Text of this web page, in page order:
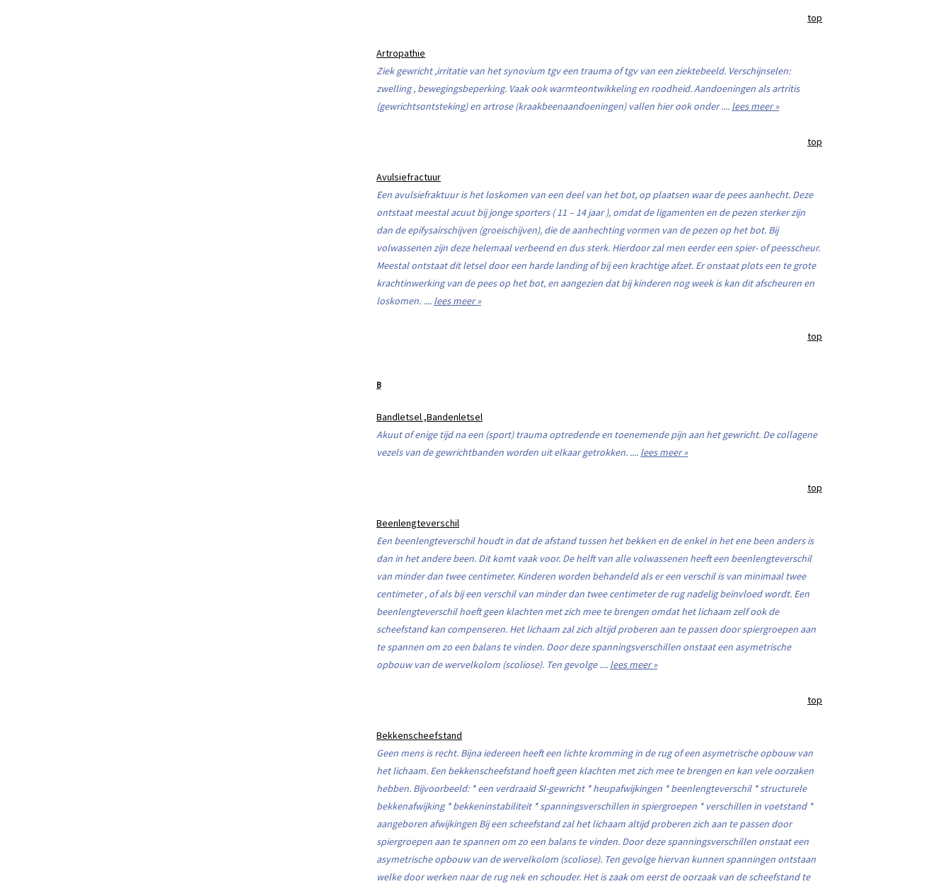
top
Artropathie
Ziek gewricht ,irritatie van het synovium tgv een trauma of tgv van een ziektebeeld. Verschijnselen:
zwelling , bewegingsbeperking. Vaak ook warmteontwikkeling en roodheid. Aandoeningen als artritis
(gewrichtsontsteking) en artrose (kraakbeenaandoeningen) vallen hier ook onder .... lees meer »
top
Avulsiefractuur
Een avulsiefraktuur is het loskomen van een deel van het bot, op plaatsen waar de pees aanhecht. Deze
ontstaat meestal acuut bij jonge sporters ( 11 – 14 jaar ), omdat de ligamenten en de pezen sterker zijn
dan de epifysairschijven (groeischijven), die de aanhechting vormen van de pezen op het bot. Bij
volwassenen zijn deze helemaal verbeend en dus sterk. Hierdoor zal men eerder een spier- of peesscheur.
Meestal ontstaat dit letsel door een harde landing of bij een krachtige afzet. Er onstaat plots een te grote
krachtinwerking van de pees op het bot, en aangezien dat bij kinderen nog week is kan dit afscheuren en
loskomen. .... lees meer »
top
B
Bandletsel ,Bandenletsel
Akuut of enige tijd na een (sport) trauma optredende en toenemende pijn aan het gewricht. De collagene
vezels van de gewrichtbanden worden uit elkaar getrokken. .... lees meer »
top
Beenlengteverschil
Een beenlengteverschil houdt in dat de afstand tussen het bekken en de enkel in het ene been anders is
dan in het andere been. Dit komt vaak voor. De helft van alle volwassenen heeft een beenlengteverschil
van minder dan twee centimeter. Kinderen worden behandeld als er een verschil is van minimaal twee
centimeter , of als bij een verschil van minder dan twee centimeter de rug nadelig beïnvloed wordt. Een
beenlengteverschil hoeft geen klachten met zich mee te brengen omdat het lichaam zelf ook de
scheefstand kan compenseren. Het lichaam zal zich altijd proberen aan te passen door spiergroepen aan
te spannen om zo een balans te vinden. Door deze spanningsverschillen onstaat een asymetrische
opbouw van de wervelkolom (scoliose). Ten gevolge .... lees meer »
top
Bekkenscheefstand
Geen mens is recht. Bijna iedereen heeft een lichte kromming in de rug of een asymetrische opbouw van
het lichaam. Een bekkenscheefstand hoeft geen klachten met zich mee te brengen en kan vele oorzaken
hebben. Bijvoorbeeld: * een verdraaid SI-gewricht * heupafwijkingen * beenlengteverschil * structurele
bekkenafwijking * bekkeninstabiliteit * spanningsverschillen in spiergroepen * verschillen in voetstand *
aangeboren afwijkingen Bij een scheefstand zal het lichaam altijd proberen zich aan te passen door
spiergroepen aan te spannen om zo een balans te vinden. Door deze spanningsverschillen onstaat een
asymetrische opbouw van de wervelkolom (scoliose). Ten gevolge hiervan kunnen spanningen ontstaan
welke door werken naar de rug nek en schouder. Het is zaak om eerst de oorzaak van de scheefstand te